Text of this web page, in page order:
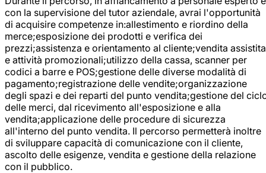
con la supervisione del tutor aziendale, avrai l'opportunità
di acquisire competenze in:allestimento e riordino della
merce;esposizione dei prodotti e verifica dei
prezzi;assistenza e orientamento al cliente;vendita assistita
e attività promozionali;utilizzo della cassa, scanner per
codici a barre e POS;gestione delle diverse modalità di
pagamento;registrazione delle vendite;organizzazione
degli spazi e dei reparti del punto vendita;gestione del
delle merci, dal ricevimento all'esposizione e alla
vendita;applicazione delle procedure di sicurezza
all'interno del punto vendita. Il percorso permetterà inoltre
di sviluppare capacità di comunicazione con il cliente,
ascolto delle esigenze, vendita e gestione della relazione
con il pubblico.